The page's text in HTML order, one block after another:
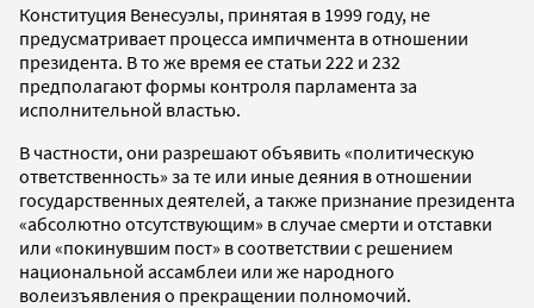
Конституция Венесуэлы, принятая в 1999 году, не
предусматривает процесса импичмента в отношении
президента. В то же время ее статьи 222 и 232
предполагают формы контроля парламента за
исполнительной властью.
В частности, они разрешают объявить «политическую
ответственность» за те или иные деяния в отношении
государственных деятелей, а также признание президента
«абсолютно отсутствующим» в случае смерти и отставки
или «покинувшим пост» в соответствии с решением
национальной ассамблеи или же народного
волеизъявления о прекращении полномочий.